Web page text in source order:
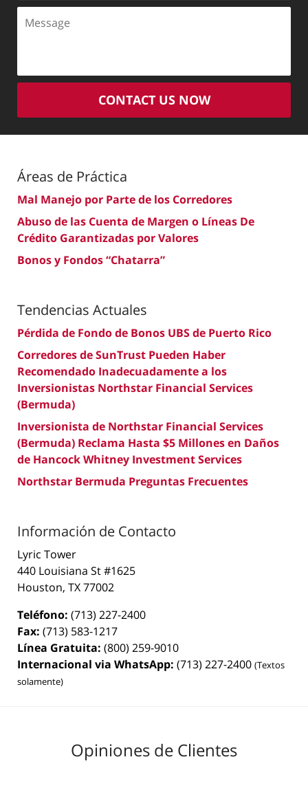
CONTACT US NOW
Áreas de Práctica
Mal Manejo por Parte de los Corredores
Abuso de las Cuenta de Margen o Líneas De
Crédito Garantizadas por Valores
Bonos y Fondos “Chatarra”
Tendencias Actuales
Pérdida de Fondo de Bonos UBS de Puerto Rico
Corredores de SunTrust Pueden Haber
Recomendado Inadecuadamente a los
Inversionistas Northstar Financial Services
(Bermuda)
Inversionista de Northstar Financial Services
(Bermuda) Reclama Hasta $5 Millones en Daños
de Hancock Whitney Investment Services
Northstar Bermuda Preguntas Frecuentes
Información de Contacto
Lyric Tower
440 Louisiana St #1625
Houston, TX 77002
Teléfono: (713) 227-2400
Fax: (713) 583-1217
Línea Gratuita: (800) 259-9010
Internacional via WhatsApp: (713) 227-2400 (Textos
solamente)
Opiniones de Clientes